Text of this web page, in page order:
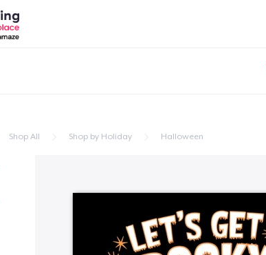
Shop All Shop by Holiday Halloween